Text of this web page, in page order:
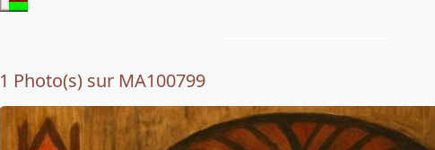
1 Photo(s) sur MA100799